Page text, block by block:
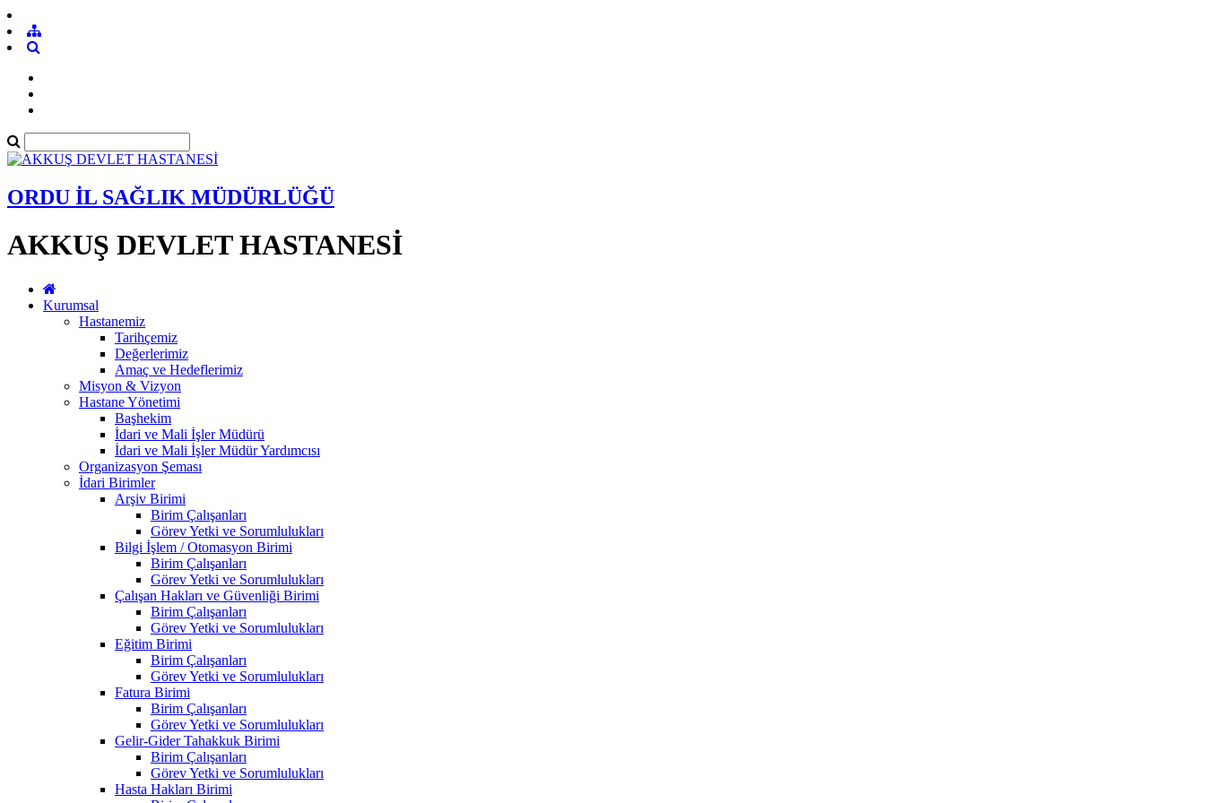
ORDU İL SAĞLIK MÜDÜRLÜĞÜ
AKKUŞ DEVLET HASTANESİ
Kurumsal
Hastanemiz
Tarihçemiz
Değerlerimiz
Amaç ve Hedeflerimiz
Misyon & Vizyon
Hastane Yönetimi
Başhekim
İdari ve Mali İşler Müdürü
İdari ve Mali İşler Müdür Yardımcısı
Organizasyon Şeması
İdari Birimler
Arşiv Birimi
Birim Çalışanları
Görev Yetki ve Sorumlulukları
Bilgi İşlem / Otomasyon Birimi
Birim Çalışanları
Görev Yetki ve Sorumlulukları
Çalışan Hakları ve Güvenliği Birimi
Birim Çalışanları
Görev Yetki ve Sorumlulukları
Eğitim Birimi
Birim Çalışanları
Görev Yetki ve Sorumlulukları
Fatura Birimi
Birim Çalışanları
Görev Yetki ve Sorumlulukları
Gelir-Gider Tahakkuk Birimi
Birim Çalışanları
Görev Yetki ve Sorumlulukları
Hasta Hakları Birimi